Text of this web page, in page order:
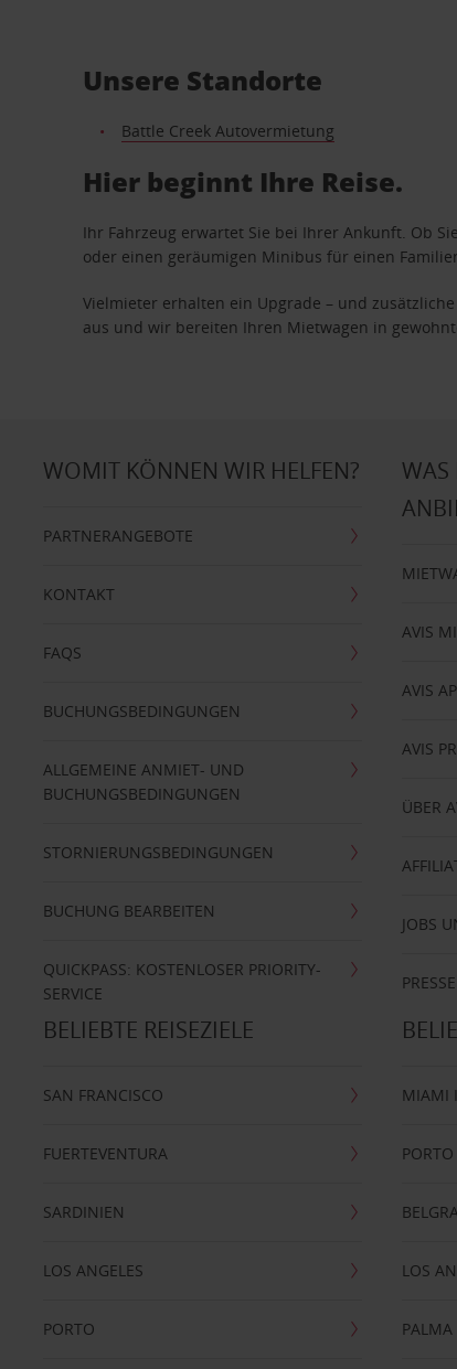
Unsere Standorte
Battle Creek Autovermietung
Hier beginnt Ihre Reise.
Ihr Fahrzeug erwartet Sie bei Ihrer Ankunft. Ob
oder einen geräumigen Minibus für einen
Vielmieter erhalten ein Upgrade – und
aus und wir bereiten Ihren Mietwagen in
WOMIT KÖNNEN WIR HELFEN?
PARTNERANGEBOTE
KONTAKT
FAQS
BUCHUNGSBEDINGUNGEN
ALLGEMEINE ANMIET- UND
BUCHUNGSBEDINGUNGEN
STORNIERUNGSBEDINGUNGEN
BUCHUNG BEARBEITEN
QUICKPASS: KOSTENLOSER PRIORITY-
SERVICE
WAS
AVIS
AVIS
AVIS
ÜBER
JOBS
PRESSE
BELIEBTE REISEZIELE
SAN FRANCISCO
FUERTEVENTURA
SARDINIEN
LOS ANGELES
PORTO
MIAMI
LOS
PALMA